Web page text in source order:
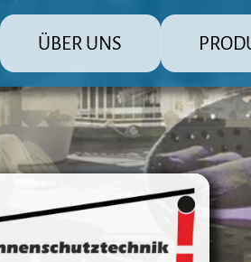
ÜBER UNS
MD Sonnenschutz Rolladenbau
Die große
Raffstore
Markisen